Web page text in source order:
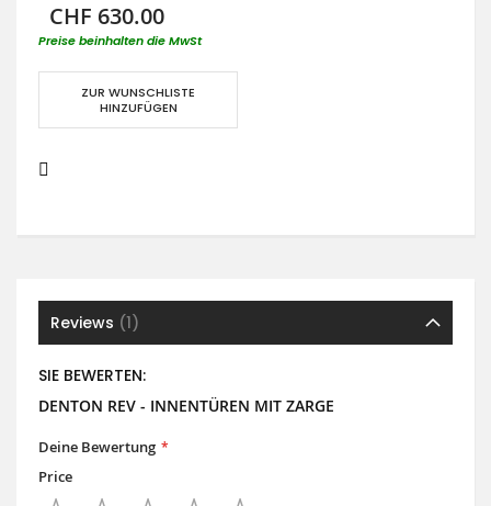
CHF 630.00
Preise beinhalten die MwSt
ZUR WUNSCHLISTE
HINZUFÜGEN
Reviews 1
SIE BEWERTEN:
DENTON REV - INNENTÜREN MIT ZARGE
Deine Bewertung
Price